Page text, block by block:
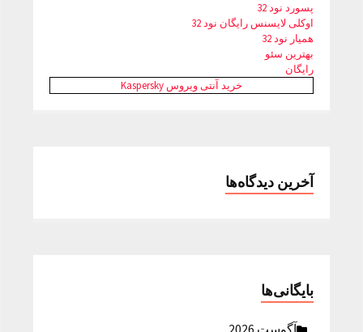
پسورد نود 32
اوکلی لایسنس رایگان نود 32
همیار نود 32
بهترین سئو
رایگان
خرید آنتی ویروس Kaspersky
آخرین دیدگاه‌ها
بایگانی‌ها
آگوست 2026